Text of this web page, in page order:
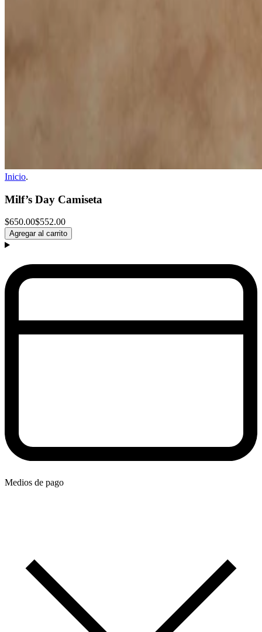
Inicio.
Milf’s Day Camiseta
$650.00$552.00
Agregar al carrito
Medios de pago